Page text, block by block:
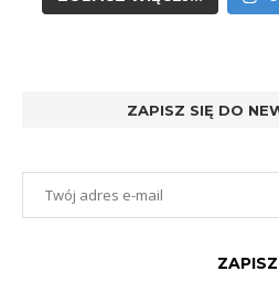
ZAPISZ SIĘ DO